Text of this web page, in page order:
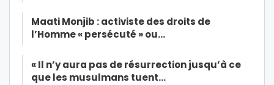
Maati Monjib : activiste des droits de
l’Homme « persécuté » ou…
« Il n’y aura pas de résurrection jusqu’à ce
que les musulmans tuent…